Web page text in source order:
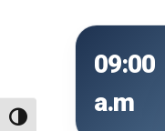
Alternar alto contraste
09:00
a.m